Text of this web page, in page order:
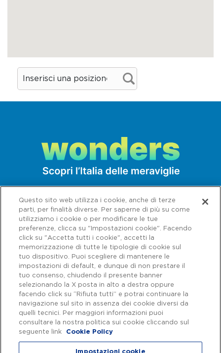
cambiamento di consistenza, colore e
sapore e le rende appetibili. La buccia
assume un colore marrone scuro, come la
Marano di Valpolicella, si può ammirare un
pero misso – detto pero Marchesini, dal
cognome del proprietario del fondo –
perchè la sua età supera i 200 anni. Presso
l’Antica Osteria della Valpolicella, è infine
possibile gustare, fra le tante pietanze,
l’uovo su fonduta di monte veronese, i
fusilli con crema di peperoni e monte
veronese stravecchio nonché una
degustazione di diverse stagionature di
questo eccellente formaggio.
Capitale sociale € 622.027.000,00 interamente versato - Codice fiscale e
n. di iscrizione al Registro delle Imprese di Roma 07516911000 | C.C.I.A.A.
Roma n. 1037417 - P.IVA: 07516911000 - Sede Legale: via A. Bergamini, 50
Autostrade per l'Italia Spa, Tutti i diritti riservati
Questo sito web utilizza i cookie, anche di terze
parti, per finalità diverse. Per saperne di più su come
utilizziamo i cookie o per modificare le tue
preferenze, clicca su "Impostazioni cookie". Facendo
click su "Accetta tutti i cookie", accetti la
memorizzazione di tutte le tipologie di cookie sul
tuo dispositivo. Puoi scegliere di mantenere le
impostazioni di default, e dunque di non prestare il
tuo consenso, chiudendo il presente banner
selezionando la X posta in alto a destra oppure
facendo click su “Rifiuta tutti” e potrai continuare la
navigazione sul sito in assenza dei cookie diversi da
quelli tecnici. Per maggiori informazioni puoi
consultare la nostra politica sui cookie cliccando sul
seguente link
Cookie Policy